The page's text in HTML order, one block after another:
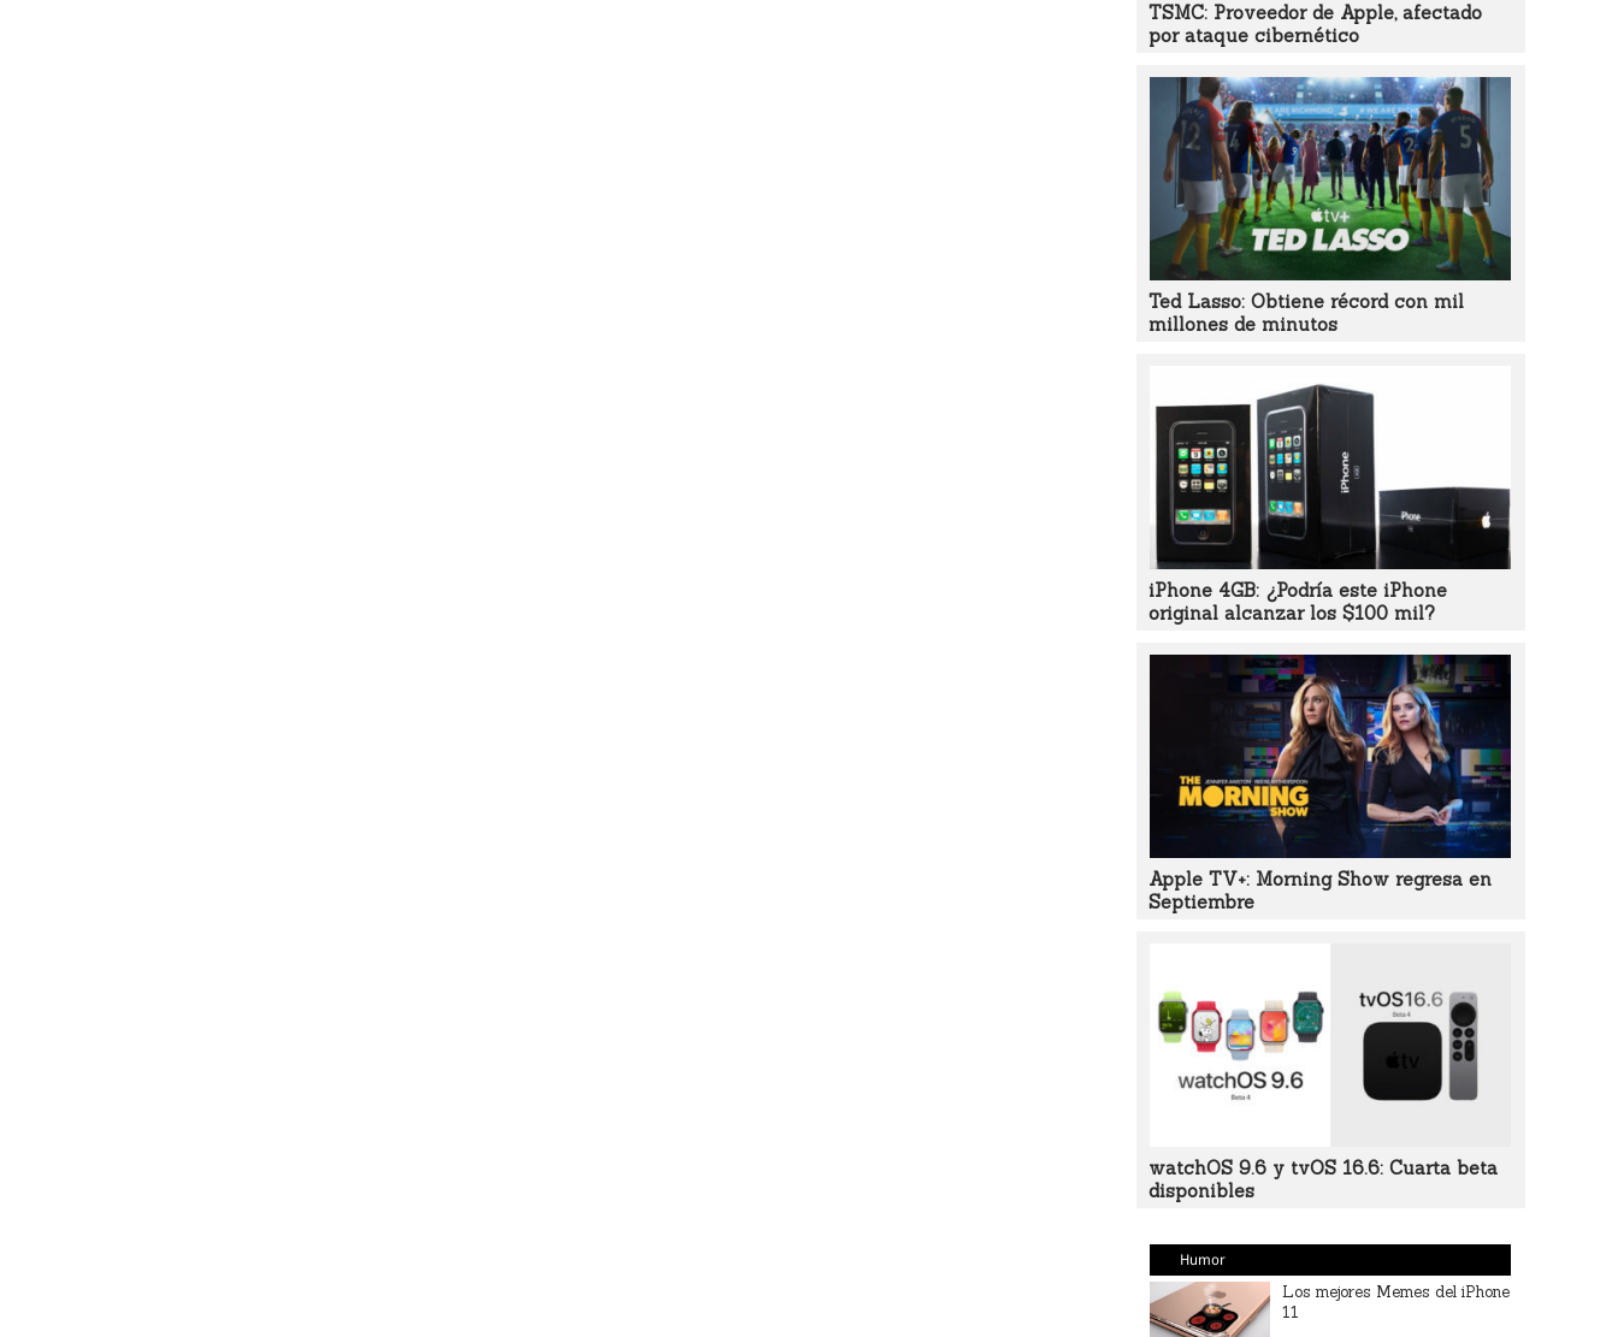
TSMC: Proveedor de Apple, afectado
por ataque cibernético
Ted Lasso: Obtiene récord con mil
millones de minutos
iPhone 4GB: ¿Podría este iPhone
original alcanzar los $100 mil?
Apple TV+: Morning Show regresa en
Septiembre
watchOS 9.6 y tvOS 16.6: Cuarta beta
disponibles
Humor
Los mejores Memes del iPhone
11